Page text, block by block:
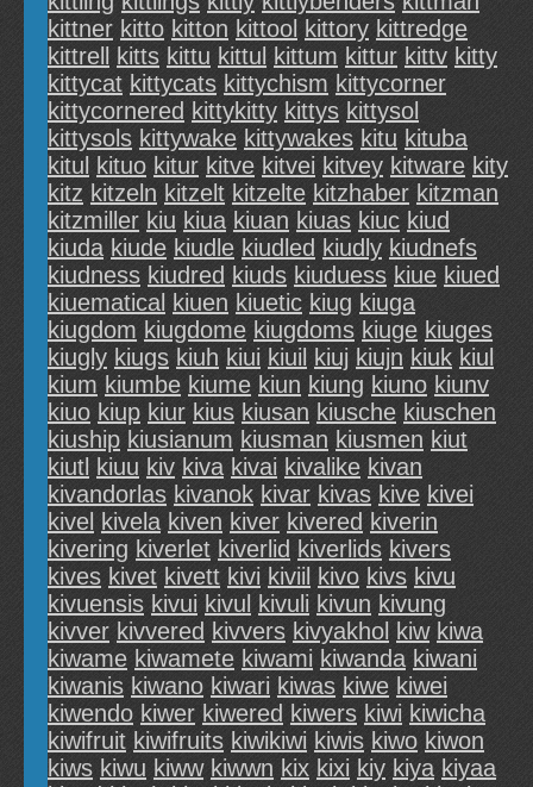
kittner kitto kitton kittool kittory kittredge
kittrell
kitts kittu kittul kittum kittur kittv kitty
kittycat kittycats kittychism kittycorner
kittycornered kittykitty kittys kittysol
kittysols kittywake kittywakes kitu kituba
kitul
kituo kitur kitve kitvei kitvey kitware kity
kitz kitzeln kitzelt kitzelte kitzhaber kitzman
kitzmiller kiu kiua kiuan kiuas kiuc kiud
kiuda kiude kiudle kiudled kiudly kiudnefs
kiudness kiudred kiuds kiuduess kiue kiued
kiuematical kiuen kiuetic kiug kiuga
kiugdom kiugdome kiugdoms kiuge kiuges
kiugly kiugs kiuh kiui kiuil kiuj kiujn kiuk kiul
kium kiumbe kiume kiun kiung kiuno kiunv
kiuo kiup kiur kius kiusan kiusche kiuschen
kiuship kiusianum kiusman kiusmen kiut
kiutl kiuu kiv kiva kivai kivalike kivan
kivandorlas kivanok kivar kivas kive kivei
kivel kivela kiven kiver kivered kiverin
kivering kiverlet kiverlid kiverlids kivers
kives kivet kivett kivi kiviil kivo kivs kivu
kivuensis kivui kivul kivuli kivun kivung
kivver kivvered kivvers kivyakhol kiw kiwa
kiwame kiwamete kiwami kiwanda kiwani
kiwanis kiwano kiwari kiwas kiwe kiwei
kiwendo kiwer kiwered kiwers kiwi kiwicha
kiwifruit kiwifruits kiwikiwi kiwis kiwo kiwon
kiws kiwu kiww kiwwn kix kixi kiy kiya kiyaa